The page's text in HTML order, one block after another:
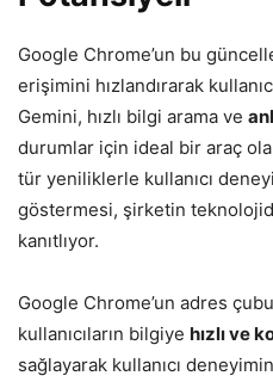
Google Chrome’un bu
erişimini hızlandırarak
Gemini, hızlı bilgi arama ve
durumlar için ideal bir araç
tür yeniliklerle kullanıcı
göstermesi, şirketin
kanıtlıyor.
Google Chrome’un adres
kullanıcıların bilgiye hızlı ve
sağlayarak kullanıcı